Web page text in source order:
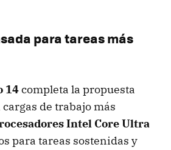
para tareas más
14completa la propuesta
de trabajo más
Intel Core Ultra
para tareas sostenidas y